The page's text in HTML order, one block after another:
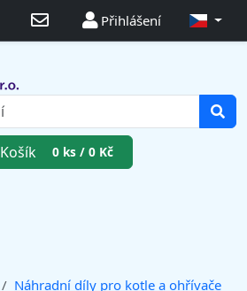
Přihlášení
Košík 0 ks / 0 Kč
Náhradní díly pro kotle a ohřívače